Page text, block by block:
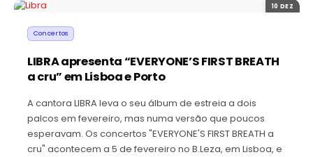
10 DEZ
Concertos
LIBRA apresenta “EVERYONE’S FIRST BREATH
a cru” em Lisboa e Porto
A cantora LIBRA leva o seu álbum de estreia a dois
palcos em fevereiro, mas numa versão que poucos
esperavam. Os concertos "EVERYONE'S FIRST BREATH a
cru" acontecem a 5 de fevereiro no B.Leza, em Lisboa, e